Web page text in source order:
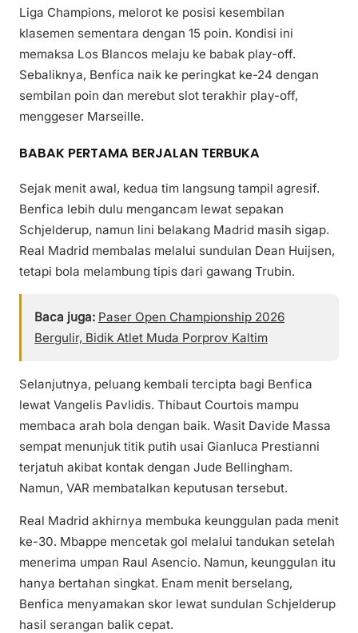
Liga Champions, melorot ke posisi kesembilan
klasemen sementara dengan 15 poin. Kondisi ini
memaksa Los Blancos melaju ke babak play-off.
Sebaliknya, Benfica naik ke peringkat ke-24 dengan
sembilan poin dan merebut slot terakhir play-off,
menggeser Marseille.
BABAK PERTAMA BERJALAN TERBUKA
Sejak menit awal, kedua tim langsung tampil agresif.
Benfica lebih dulu mengancam lewat sepakan
Schjelderup, namun lini belakang Madrid masih sigap.
Real Madrid membalas melalui sundulan Dean Huijsen,
tetapi bola melambung tipis dari gawang Trubin.
Baca juga: Paser Open Championship 2026
Bergulir, Bidik Atlet Muda Porprov Kaltim
Selanjutnya, peluang kembali tercipta bagi Benfica
lewat Vangelis Pavlidis. Thibaut Courtois mampu
membaca arah bola dengan baik. Wasit Davide Massa
sempat menunjuk titik putih usai Gianluca Prestianni
terjatuh akibat kontak dengan Jude Bellingham.
Namun, VAR membatalkan keputusan tersebut.
Real Madrid akhirnya membuka keunggulan pada menit
ke-30. Mbappe mencetak gol melalui tandukan setelah
menerima umpan Raul Asencio. Namun, keunggulan itu
hanya bertahan singkat. Enam menit berselang,
Benfica menyamakan skor lewat sundulan Schjelderup
hasil serangan balik cepat.